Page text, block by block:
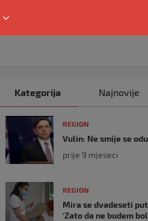
Kategorija Najnovije
REGION
Vulin: Ne smije se
prije 9 mjeseci
REGION
Mira se dvadeseti
‘Zato da ne budem